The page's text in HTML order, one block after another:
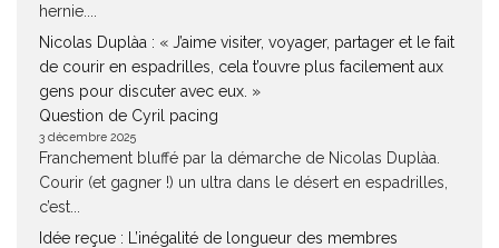
hernie....
Nicolas Duplàa : « J’aime visiter, voyager, partager et le fait
de courir en espadrilles, cela t’ouvre plus facilement aux
gens pour discuter avec eux. »
Question de Cyril pacing
3 décembre 2025
Franchement bluffé par la démarche de Nicolas Duplàa.
Courir (et gagner !) un ultra dans le désert en espadrilles,
c’est...
Idée reçue : L’inégalité de longueur des membres